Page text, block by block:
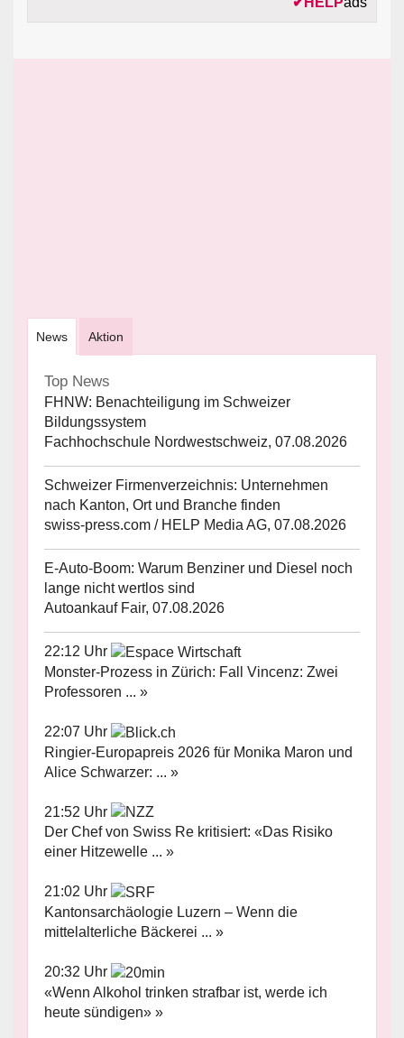
News Aktion
Top News
FHNW: Benachteiligung im Schweizer
Bildungssystem
Fachhochschule Nordwestschweiz, 07.08.2026
Schweizer Firmenverzeichnis: Unternehmen
nach Kanton, Ort und Branche finden
swiss-press.com / HELP Media AG, 07.08.2026
E-Auto-Boom: Warum Benziner und Diesel noch
lange nicht wertlos sind
Autoankauf Fair, 07.08.2026
22:12 Uhr
Monster-Prozess in Zürich: Fall Vincenz: Zwei
Professoren ... »
22:07 Uhr
Ringier-Europapreis 2026 für Monika Maron und
Alice Schwarzer: ... »
21:52 Uhr
Der Chef von Swiss Re kritisiert: «Das Risiko
einer Hitzewelle ... »
21:02 Uhr
Kantonsarchäologie Luzern – Wenn die
mittelalterliche Bäckerei ... »
20:32 Uhr
«Wenn Alkohol trinken strafbar ist, werde ich
heute sündigen» »